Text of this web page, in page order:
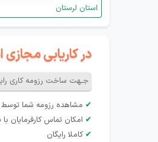
استان لرستان
در کاریابی
جـهت ساخت رزومه کاری
✔ مشاهده رزومه شما توسط
✔ امکان تماس کارفرمایان با
✔ کاملا رایگان